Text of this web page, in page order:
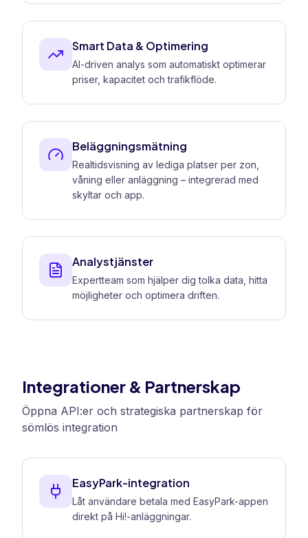
Smart Data & Optimering
AI-driven analys som automatiskt optimerar
priser, kapacitet och trafikflöde.
Beläggningsmätning
Realtidsvisning av lediga platser per zon,
våning eller anläggning – integrerad med
skyltar och app.
Analystjänster
Expertteam som hjälper dig tolka data, hitta
möjligheter och optimera driften.
Integrationer & Partnerskap
Öppna API:er och strategiska partnerskap för
sömlös integration
EasyPark-integration
Låt användare betala med EasyPark-appen
direkt på Hi!-anläggningar.